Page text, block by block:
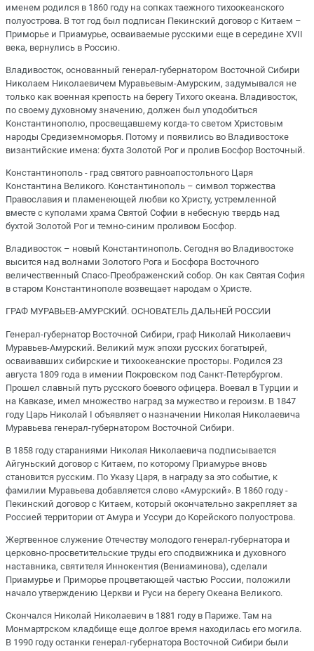
именем родился в 1860 году на сопках таежного тихоокеанского
полуострова. В тот год был подписан Пекинский договор с Китаем –
Приморье и Приамурье, осваиваемые русскими еще в середине XVII
века, вернулись в Россию.
Владивосток, основанный генерал-губернатором Восточной Сибири
Николаем Николаевичем Муравьевым-Амурским, задумывался не
только как военная крепость на берегу Тихого океана. Владивосток,
по своему духовному значению, должен был уподобиться
Константинополю, просвещавшему когда-то светом Христовым
народы Средиземноморья. Потому и появились во Владивостоке
византийские имена: бухта Золотой Рог и пролив Босфор Восточный.
Константинополь - град святого равноапостольного Царя
Константина Великого. Константинополь – символ торжества
Православия и пламенеющей любви ко Христу, устремленной
вместе с куполами храма Святой Софии в небесную твердь над
бухтой Золотой Рог и темно-синим проливом Босфор.
Владивосток – новый Константинополь. Сегодня во Владивостоке
высится над волнами Золотого Рога и Босфора Восточного
величественный Спасо-Преображенский собор. Он как Святая София
в старом Константинополе возвещает народам о Христе.
ГРАФ МУРАВЬЕВ-АМУРСКИЙ. ОСНОВАТЕЛЬ ДАЛЬНЕЙ РОССИИ
Генерал-губернатор Восточной Сибири, граф Николай Николаевич
Муравьев-Амурский. Великий муж эпохи русских богатырей,
осваивавших сибирские и тихоокеанские просторы. Родился 23
августа 1809 года в имении Покровском под Санкт-Петербургом.
Прошел славный путь русского боевого офицера. Воевал в Турции и
на Кавказе, имел множество наград за мужество и героизм. В 1847
году Царь Николай I объявляет о назначении Николая Николаевича
Муравьева генерал-губернатором Восточной Сибири.
В 1858 году стараниями Николая Николаевича подписывается
Айгуньский договор с Китаем, по которому Приамурье вновь
становится русским. По Указу Царя, в награду за это событие, к
фамилии Муравьева добавляется слово «Амурский». В 1860 году -
Пекинский договор с Китаем, который окончательно закрепляет за
Россией территории от Амура и Уссури до Корейского полуострова.
Жертвенное служение Отечеству молодого генерал-губернатора и
церковно-просветительские труды его сподвижника и духовного
наставника, святителя Иннокентия (Вениаминова), сделали
Приамурье и Приморье процветающей частью России, положили
начало утверждению Церкви и Руси на берегу Океана Великого.
Скончался Николай Николаевич в 1881 году в Париже. Там на
Монмартрском кладбище еще долгое время находилась его могила.
В 1990 году останки генерал-губернатора Восточной Сибири были